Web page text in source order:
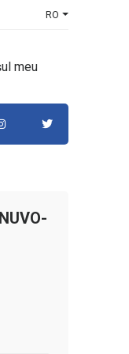
RO
meu